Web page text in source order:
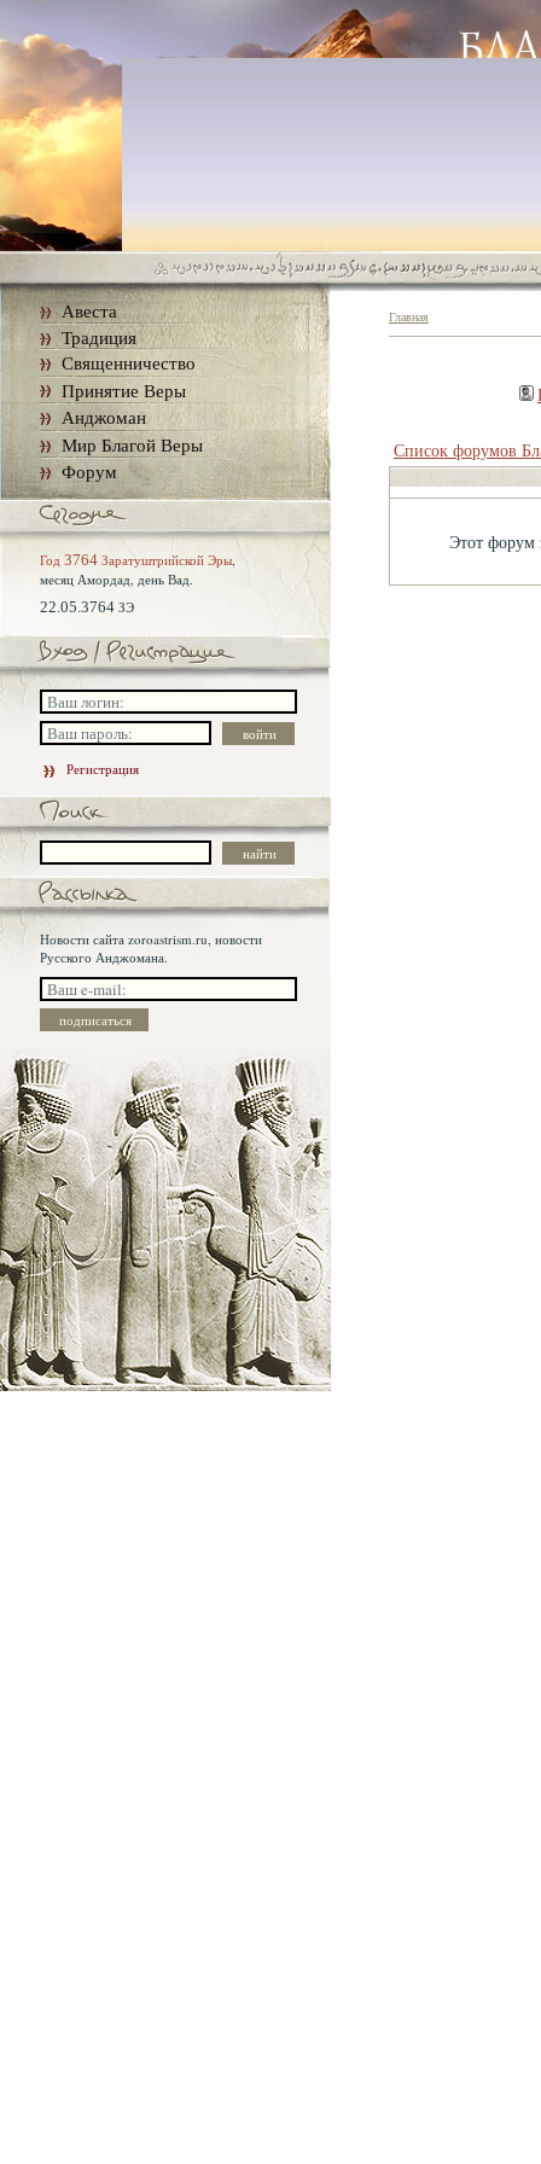
Авеста
Традиция
Священничество
Принятие Веры
Анджоман
Мир Благой Веры
Форум
Год 3764 Заратуштрийской Эры,
месяц Амордад, день Вад.
22.05.3764 ЗЭ
Регистрация
Новости сайта zoroastrism.ru, новости
Русского Анджомана.
Главная
Список форумов
Этот форум